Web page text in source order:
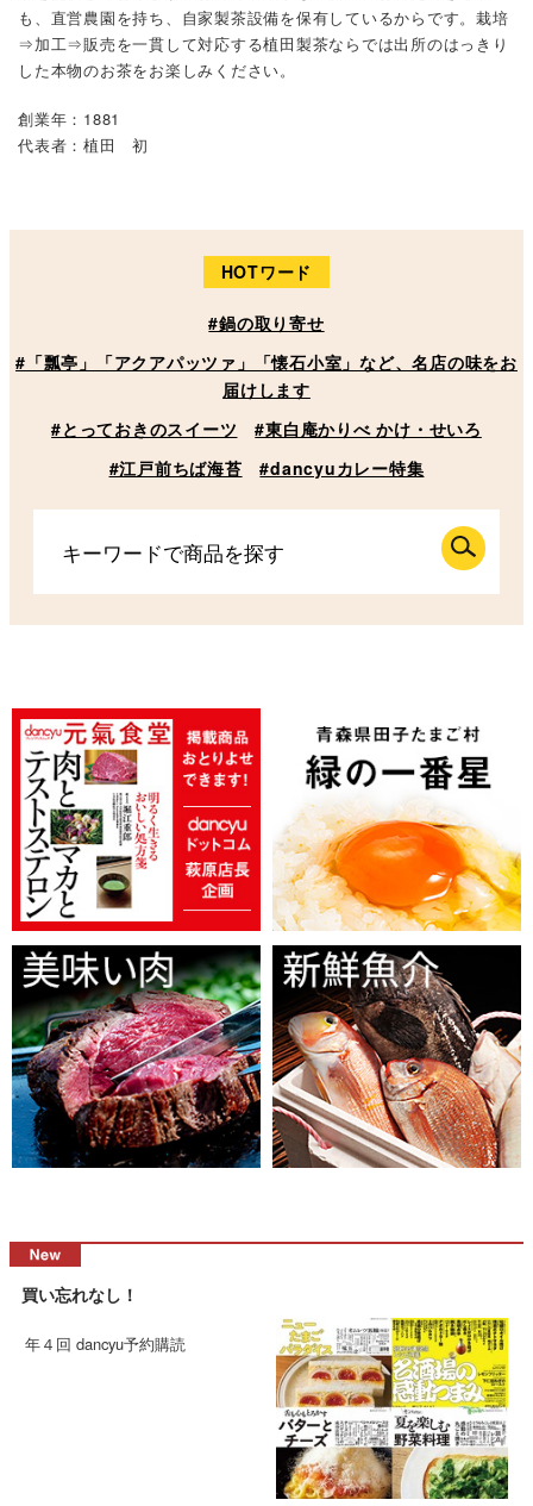
も、直営農園を持ち、自家製茶設備を保有しているからです。栽培
⇒加工⇒販売を一貫して対応する植田製茶ならでは出所のはっきり
した本物のお茶をお楽しみください。
創業年：1881
代表者：植田 初
HOTワード
#鍋の取り寄せ
#「瓢亭」「アクアパッツァ」「懐石小室」など、名店の味をお
届けします
#とっておきのスイーツ
#東白庵かりべ かけ・せいろ
#江戸前ちば海苔
#dancyuカレー特集
買い忘れなし！
年４回 dancyu予約購読